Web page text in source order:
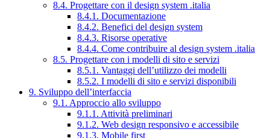
8.4. Progettare con il design system .italia
8.4.1. Documentazione
8.4.2. Benefici del design system
8.4.3. Risorse operative
8.4.4. Come contribuire al design system .italia
8.5. Progettare con i modelli di sito e servizi
8.5.1. Vantaggi dell’utilizzo dei modelli
8.5.2. I modelli di sito e servizi disponibili
9. Sviluppo dell’interfaccia
9.1. Approccio allo sviluppo
9.1.1. Attività preliminari
9.1.2. Web design responsivo e accessibile
9.1.3. Mobile first